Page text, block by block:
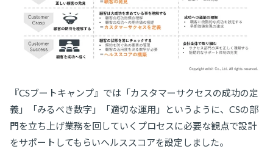
『CSブートキャンプ』では「カスタマーサクセスの成功の定
義」「みるべき数字」「適切な運用」というように、CSの部
門を立ち上げ業務を回していくプロセスに必要な観点で設計
をサポートしてもらいヘルススコアを設定しました。